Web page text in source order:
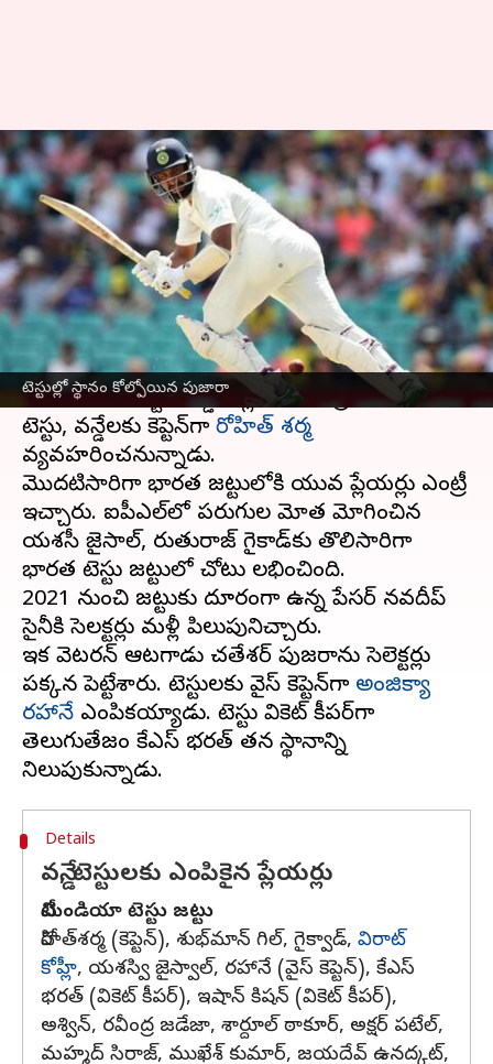
టెస్టుల్లో స్థానం కోల్పోయిన పుజారా
వెస్టిండీస్ టూరుకు భారత జట్టు
ప్రకటన.. తొలిసారిగా భారత
జట్టులోకి యువ ప్లేయర్లు
వ్రాసిన వారు Jayachandra Akuri Jun 23, 2023 05:10 pm
ఈ వార్తాకథనం ఏంటి
త్వరలో ప్రారంభం కానున్నవెస్టిండీస్టూర్‌కు
టీమిండియాటెస్టు, వన్డే జట్లను నేడు ప్రకటించింది.
టెస్టు, వన్డేలకు కెప్టెన్‌గా రోహిత్ శర్మ
వ్యవహరించనున్నాడు.
మొదటిసారిగా భారత జట్టులోకి యువ ప్లేయర్లు ఎంట్రీ
ఇచ్చారు. ఐపీఎల్‌లో పరుగుల మోత మోగించిన
యశస్వీ జైస్వాల్, రుతురాజ్ గైక్వాడ్‌కు తొలిసారిగా
భారత టెస్టు జట్టులో చోటు లభించింది.
2021 నుంచి జట్టుకు దూరంగా ఉన్న పేసర్ నవదీప్
సైనీకి సెలక్టర్లు మళ్లీ పిలుపునిచ్చారు.
ఇక వెటరన్ ఆటగాడు చతేశ్వర్ పుజరాను సెలెక్టర్లు
పక్కన పెట్టేశారు. టెస్టులకు వైస్ కెప్టెన్‌గా అంజిక్యా
రహానే ఎంపికయ్యాడు. టెస్టు వికెట్ కీపర్‌గా
తెలుగుతేజం కేఎస్ భరత్ తన స్థానాన్ని
Details
వన్డే, టెస్టులకు ఎంపికైన ప్లేయర్లు
టీమిండియా టెస్టు జట్టు
రోహిత్‌శర్మ (కెప్టెన్), శుభ్‌మాన్ గిల్, గైక్వాడ్, విరాట్
కోహ్లీ, యశస్వి జైస్వాల్, రహానే (వైస్ కెప్టెన్), కేఎస్
భరత్ (వికెట్ కీపర్), ఇషాన్ కిషన్ (వికెట్ కీపర్),
అశ్విన్, రవీంద్ర జడేజా, శార్దూల్ ఠాకూర్, అక్షర్ పటేల్,
మహ్మద్ సిరాజ్, ముఖేశ్ కుమార్, జయదేవ్ ఉనద్కట్,